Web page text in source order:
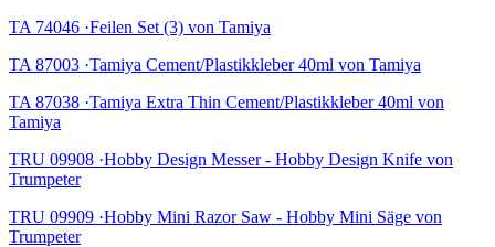
TA 74046 ·Feilen Set (3) von Tamiya
TA 87003 ·Tamiya Cement/Plastikkleber 40ml von Tamiya
TA 87038 ·Tamiya Extra Thin Cement/Plastikkleber 40ml von
Tamiya
TRU 09908 ·Hobby Design Messer - Hobby Design Knife von
Trumpeter
TRU 09909 ·Hobby Mini Razor Saw - Hobby Mini Säge von
Trumpeter